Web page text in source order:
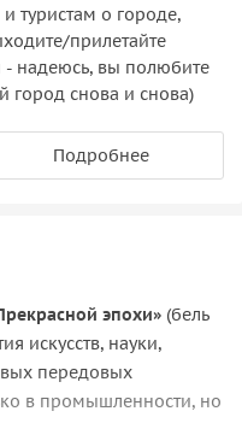
туристам о городе,
прилетайте
- надеюсь, вы полюбите
город снова и снова)
Подробнее
эпохи» (бель
искусств, науки,
передовых
в промышленности, но